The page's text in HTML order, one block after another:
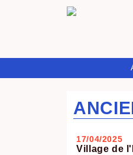
17/04/2025
Village de